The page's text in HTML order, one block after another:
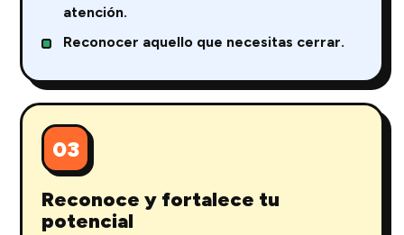
atención.
Reconocer aquello que necesitas cerrar.
03
Reconoce y fortalece tu
potencial